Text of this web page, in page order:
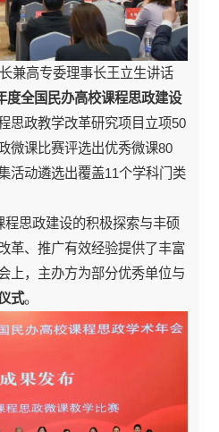
兼高专委理事长王立生讲话
度全国民办高校课程思政建设
思政教学改革研究项目立项50
微课比赛评选出优秀微课80
活动遴选出覆盖11个学科门类
思政建设的积极探索与丰硕
革、推广有效经验提供了丰富
上，主办方为部分优秀单位与
式。